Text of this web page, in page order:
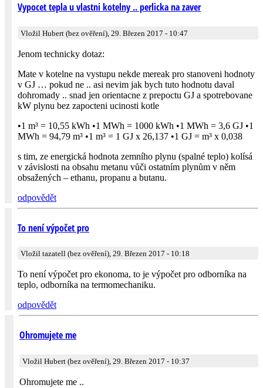
Vypocet tepla u vlastni kotelny .. perlicka na zaver
Vložil Hubert (bez ověření), 29. Březen 2017 - 10:47
Jenom technicky dotaz:
Mate v kotelne na vystupu nekde mereak pro stanoveni hodnoty
v GJ … pokud ne .. asi nevim jak bych tuto hodnotu daval
dohromady .. snad jen orientacne z prepoctu GJ a spotrebovane
kW plynu bez zapocteni ucinosti kotle
•1 m³ = 10,55 kWh •1 MWh = 1000 kWh •1 MWh = 3,6 GJ •1
MWh = 94,79 m³ •1 m³ = 1 GJ x 26,137 •1 GJ = m³ x 0,038
s tim, ze energická hodnota zemního plynu (spalné teplo) kolísá
v závislosti na obsahu metanu vůči ostatním plynům v něm
obsažených – ethanu, propanu a butanu.
odpovědět
To není výpočet pro
Vložil tazatell (bez ověření), 29. Březen 2017 - 10:18
To není výpočet pro ekonoma, to je výpočet pro odborníka na
teplo, odborníka na termomechaniku.
odpovědět
Ohromujete me
Vložil Hubert (bez ověření), 29. Březen 2017 - 10:37
Ohromujete me ..